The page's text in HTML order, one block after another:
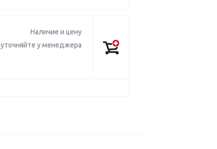
Наличие и цену
уточняйте у менеджера